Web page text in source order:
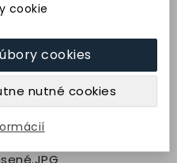
skosené 16x4-
TYROLIT
s DPH
cookie
cookies
nutné cookies